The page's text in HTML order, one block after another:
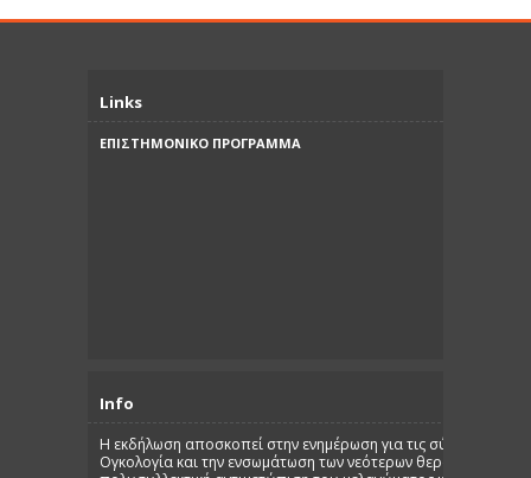
Links
ΕΠΙΣΤΗΜΟΝΙΚΟ ΠΡΟΓΡΑΜΜΑ
Info
Η εκδήλωση αποσκοπεί στην ενημέρωση για τις σύγχρονες
Ογκολογία και την ενσωμάτωση των νεότερων θεραπευτικών